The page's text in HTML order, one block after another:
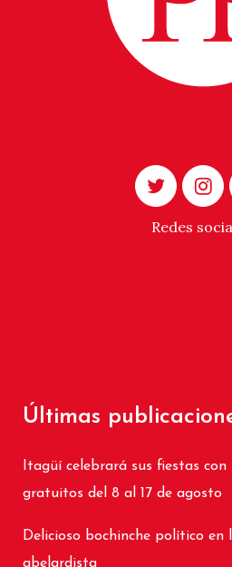
Redes
Últimas
Itagüí celebrará sus fiestas
gratuitos del 8 al 17 de agosto
Delicioso bochinche político en
abelardista